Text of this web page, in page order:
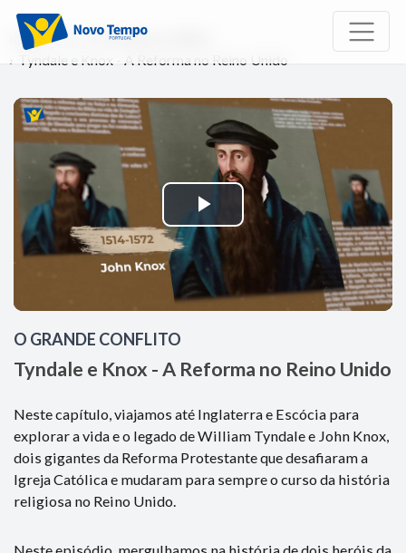
Início TV
O Grande Conflito
Tyndale e Knox - A Reforma no Reino Unido
Reproduzir
Vídeo
O GRANDE CONFLITO
Tyndale e Knox - A Reforma no Reino Unido
Neste capítulo, viajamos até Inglaterra e Escócia para
explorar a vida e o legado de William Tyndale e John Knox,
dois gigantes da Reforma Protestante que desafiaram a
Igreja Católica e mudaram para sempre o curso da história
religiosa no Reino Unido.
Neste episódio, mergulhamos na história de dois heróis da